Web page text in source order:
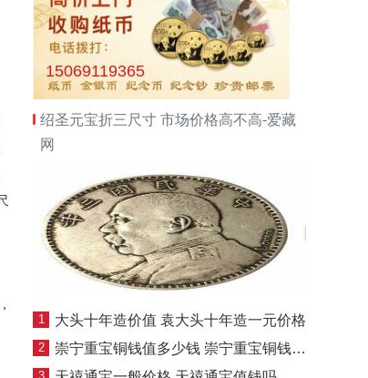
15069119365
绍圣元宝折三尺寸 市场价格高不高-爱藏
网
1 大头十年造价值 袁大头十年造一元价格
2 崇宁重宝铜钱值多少钱 崇宁重宝铜钱的价格